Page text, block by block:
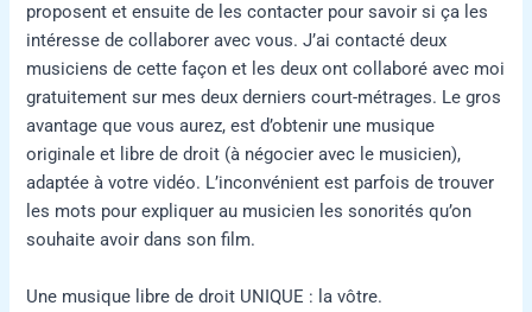
proposent et ensuite de les contacter pour savoir si ça les
intéresse de collaborer avec vous. J’ai contacté deux
musiciens de cette façon et les deux ont collaboré avec moi
gratuitement sur mes deux derniers court-métrages. Le gros
avantage que vous aurez, est d’obtenir une musique
originale et libre de droit (à négocier avec le musicien),
adaptée à votre vidéo. L’inconvénient est parfois de trouver
les mots pour expliquer au musicien les sonorités qu’on
souhaite avoir dans son film.
Une musique libre de droit UNIQUE : la vôtre.